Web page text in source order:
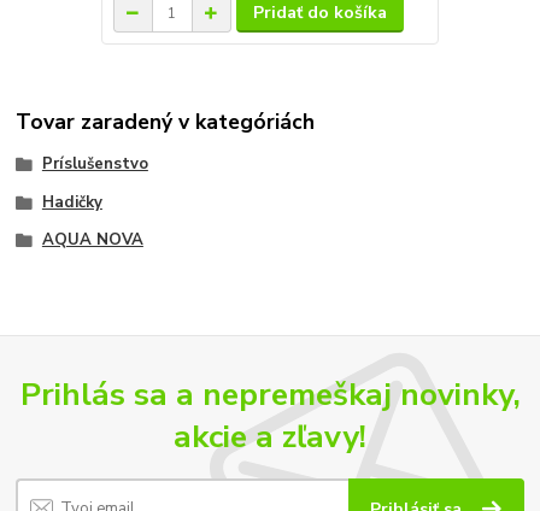
Pridať do košíka
Tovar zaradený v kategóriách
Príslušenstvo
Hadičky
AQUA NOVA
Prihlás sa a nepremeškaj novinky,
akcie a zľavy!